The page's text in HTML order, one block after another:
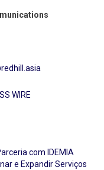
WIRE
com IDEMIA
e Expandir Serviços